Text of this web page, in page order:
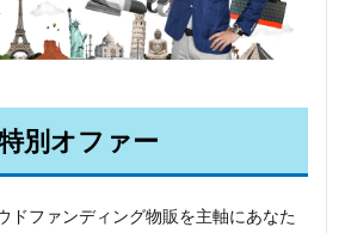
別オファー
ドファンディング物販を主軸にあなた